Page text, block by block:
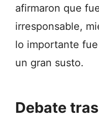
afirmaron que
irresponsable,
lo importante
un gran susto.
Debate